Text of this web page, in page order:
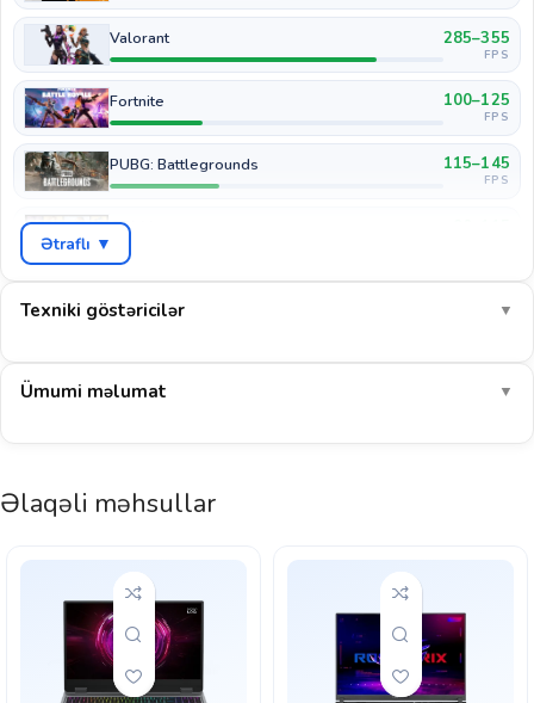
Valorant 285–355
FPS
Fortnite 100–125
FPS
PUBG: Battlegrounds 115–145
FPS
GTA V
FPS
1080p-də AAA oyunlar yüksək/orta qarışıq ayarlarda ~85 FPS ilə
axıcı işləyir. E-idman oyunlarında 180+ FPS.
Göstərilən dəyərlər müstəqil benchmark nəticələrinin ortalamasına əsaslanan təxmini
aralıqlardır (yüksək ayarlar, DLSS/FSR olmadan). Real nəticə sistem konfiqurasiyası,
sürücü versiyası və oyunun özündən asılı olaraq dəyişə bilər. Noutbuk qrafik kartlarının
gücü modeldən (TGP) asılı olaraq fərqlənir.
Ətraflı ▼
Texniki göstəricilər ▼
Ümumi məlumat ▼
Əlaqəli məhsullar